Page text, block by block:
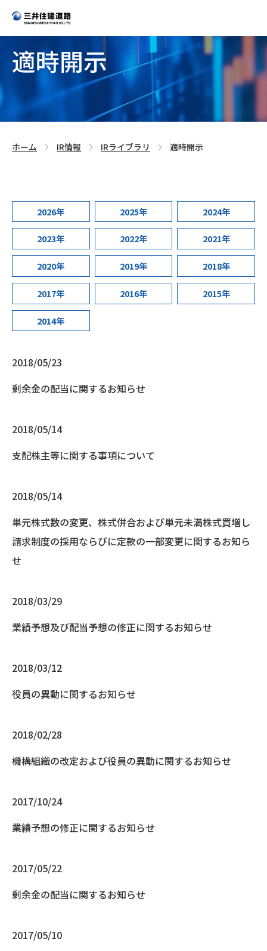
適時開示
ホーム IR情報 IRライブラリ 適時開示
2026年 2025年 2024年
2023年 2022年 2021年
2020年 2019年 2018年
2017年 2016年 2015年
2014年
2018/05/23
剰余金の配当に関するお知らせ
2018/05/14
支配株主等に関する事項について
2018/05/14
単元株式数の変更、株式併合および単元未満株式買増し
請求制度の採用ならびに定款の一部変更に関するお知ら
せ
2018/03/29
業績予想及び配当予想の修正に関するお知らせ
2018/03/12
役員の異動に関するお知らせ
2018/02/28
機構組織の改定および役員の異動に関するお知らせ
2017/10/24
業績予想の修正に関するお知らせ
2017/05/22
剰余金の配当に関するお知らせ
2017/05/10